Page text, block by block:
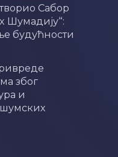
Сабор
Шумадију“:
будућности
због
и